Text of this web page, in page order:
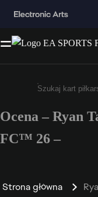
Wpisz co
Ocena – Ryan
FC™ 26 –
Strona główna